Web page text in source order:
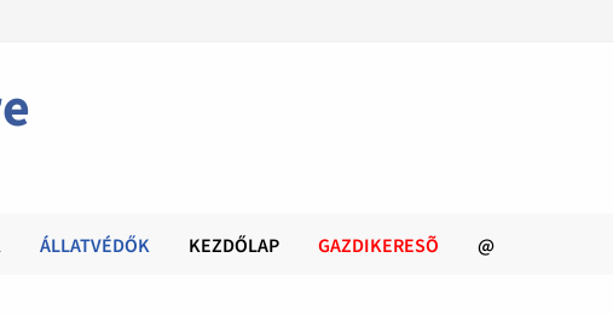
ÁLLATVÉDŐK KEZDŐLAP GAZDIKERESÕ @